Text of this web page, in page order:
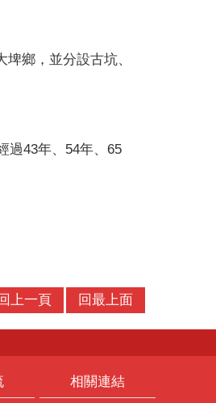
鄉，並分設古坑、
過43年、54年、65
上一頁 回最上面
相關連結